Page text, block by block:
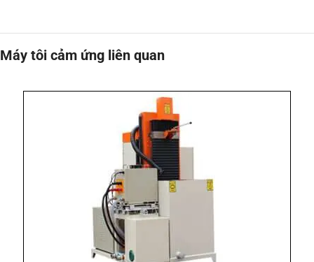
Máy tôi cảm ứng liên quan